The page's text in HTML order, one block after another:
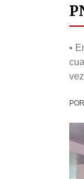
•
POR